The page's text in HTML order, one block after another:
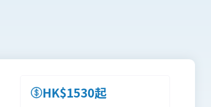
HK$1530起